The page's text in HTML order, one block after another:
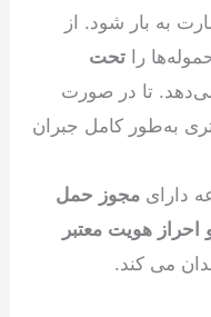
به بار شود. از
راتحت
تا در صورت
به‌طور کامل جبران
دارایمجوز حمل
هویت معتبر
می کند.